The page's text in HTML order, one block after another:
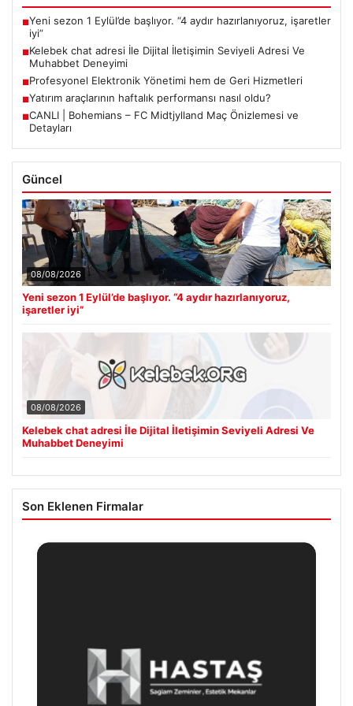
■Yeni sezon 1 Eylül’de başlıyor. “4 aydır hazırlanıyoruz, işaretler
iyi”
■Kelebek chat adresi İle Dijital İletişimin Seviyeli Adresi Ve
Muhabbet Deneyimi
■Profesyonel Elektronik Yönetimi hem de Geri Hizmetleri
■Yatırım araçlarının haftalık performansı nasıl oldu?
■CANLI | Bohemians – FC Midtjylland Maç Önizlemesi ve
Detayları
Güncel
08/08/2026
Yeni sezon 1 Eylül’de başlıyor. “4 aydır hazırlanıyoruz,
işaretler iyi”
08/08/2026
Kelebek chat adresi İle Dijital İletişimin Seviyeli Adresi Ve
Muhabbet Deneyimi
Son Eklenen Firmalar